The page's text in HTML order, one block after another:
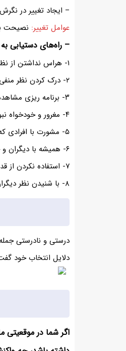
– ایجاد تغییر در
عوامل تغییر: نصیحت
– راه‌های دستیابی
۱- هراس نداشتن از نظر منفی دیگران،
۲- درک کردن نظر منفی و مثبت راجع به خودمان،
۳- برنامه ریزی مشاهده دقیق و داشتن هدف،
۴- مغرور و خودخواه نبودن،
۵- مشورت با افرادی که در آن زمینه مهارت دارند،
۶- همیشه با دیگران و خودمان صادق باشیم،
۷- استفاده نکردن از قدرت و جایگاه برای تهدید کردن،
۸- با شنیدن نظر دیگران ناامید نشویم و سعی کنیم بهتر شویم.
درستی و نادرستی
دلایل انتخاب خود
اگر شما در موقعیتی